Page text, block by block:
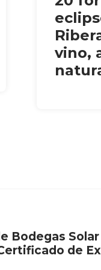
vino,
Bodegas
de